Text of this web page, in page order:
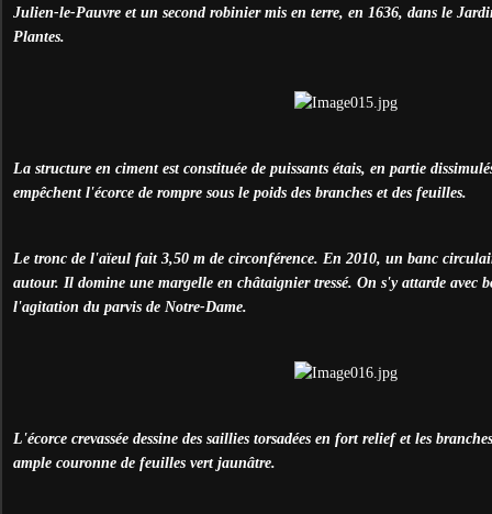
Julien-le-Pauvre et un second robinier mis en terre, en 1636, dans le
Plantes.
La structure en ciment est constituée de puissants étais, en partie
empêchent l'écorce de rompre sous le poids des branches et des feuilles.
Le tronc de l'aïeul fait 3,50 m de circonférence. En 2010, un banc
autour. Il domine une margelle en châtaignier tressé. On s'y attarde avec
l'agitation du parvis de Notre-Dame.
L'écorce crevassée dessine des saillies torsadées en fort relief et les
ample couronne de feuilles vert jaunâtre.